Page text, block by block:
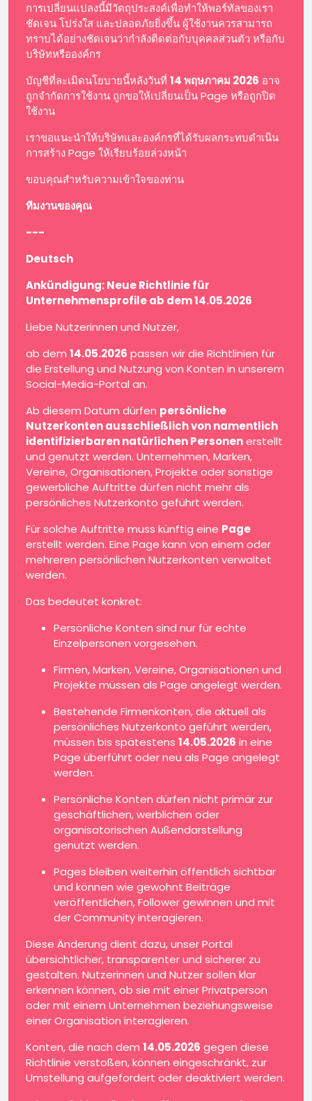
การเปลี่ยนแปลงนี้มีวัตถุประสงค์เพื่อทำให้พอร์ทัลของเรา
ชัดเจน โปร่งใส และปลอดภัยยิ่งขึ้น ผู้ใช้งานควรสามารถ
ทราบได้อย่างชัดเจนว่ากำลังติดต่อกับบุคคลส่วนตัว หรือกับ
บริษัทหรือองค์กร
บัญชีที่ละเมิดนโยบายนี้หลังวันที่ 14 พฤษภาคม 2026 อาจ
ถูกจำกัดการใช้งาน ถูกขอให้เปลี่ยนเป็น Page หรือถูกปิด
ใช้งาน
เราขอแนะนำให้บริษัทและองค์กรที่ได้รับผลกระทบดำเนิน
การสร้าง Page ให้เรียบร้อยล่วงหน้า
ขอบคุณสำหรับความเข้าใจของท่าน
ทีมงานของคุณ
---
Deutsch
Ankündigung: Neue Richtlinie für
Unternehmensprofile ab dem 14.05.2026
Liebe Nutzerinnen und Nutzer,
ab dem 14.05.2026 passen wir die Richtlinien für
die Erstellung und Nutzung von Konten in unserem
Social-Media-Portal an.
Ab diesem Datum dürfen persönliche
Nutzerkonten ausschließlich von namentlich
identifizierbaren natürlichen Personenerstellt
und genutzt werden. Unternehmen, Marken,
Vereine, Organisationen, Projekte oder sonstige
gewerbliche Auftritte dürfen nicht mehr als
persönliches Nutzerkonto geführt werden.
Für solche Auftritte muss künftig eine Page
erstellt werden. Eine Page kann von einem oder
mehreren persönlichen Nutzerkonten verwaltet
werden.
Das bedeutet konkret:
Persönliche Konten sind nur für echte
Einzelpersonen vorgesehen.
Firmen, Marken, Vereine, Organisationen und
Projekte müssen als Page angelegt werden.
Bestehende Firmenkonten, die aktuell als
persönliches Nutzerkonto geführt werden,
müssen bis spätestens 14.05.2026 in eine
Page überführt oder neu als Page angelegt
werden.
Persönliche Konten dürfen nicht primär zur
geschäftlichen, werblichen oder
organisatorischen Außendarstellung
genutzt werden.
Pages bleiben weiterhin öffentlich sichtbar
und können wie gewohnt Beiträge
veröffentlichen, Follower gewinnen und mit
der Community interagieren.
Diese Änderung dient dazu, unser Portal
übersichtlicher, transparenter und sicherer zu
gestalten. Nutzerinnen und Nutzer sollen klar
erkennen können, ob sie mit einer Privatperson
oder mit einem Unternehmen beziehungsweise
einer Organisation interagieren.
Konten, die nach dem 14.05.2026 gegen diese
Richtlinie verstoßen, können eingeschränkt, zur
Umstellung aufgefordert oder deaktiviert werden.